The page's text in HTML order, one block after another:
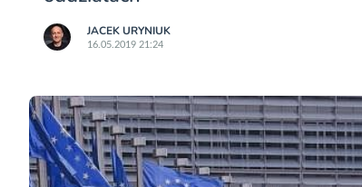
JACEK URYNIUK
16.05.2019 21:24